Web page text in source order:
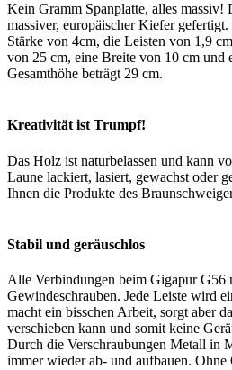
Kein Gramm Spanplatte, alles massiv!
massiver, europäischer Kiefer
Stärke von 4cm, die Leisten von 1,9
von 25 cm, eine Breite von 10 cm und
Gesamthöhe beträgt 29 cm.
Kreativität ist Trumpf!
Das Holz ist naturbelassen und kann
Laune lackiert, lasiert, gewachst oder
Ihnen die Produkte des
Stabil und geräuschlos
Alle Verbindungen beim Gigapur G56
Gewindeschrauben. Jede Leiste wird
macht ein bisschen Arbeit, sorgt aber
verschieben kann und somit keine
Durch die Verschraubungen Metall in
immer wieder ab- und aufbauen. Ohne